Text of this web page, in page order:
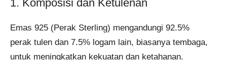
1. Komposisi dan Ketulenan
Emas 925 (Perak Sterling) mengandungi 92.5%
perak tulen dan 7.5% logam lain, biasanya tembaga,
untuk meningkatkan kekuatan dan ketahanan.